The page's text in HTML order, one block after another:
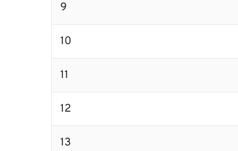
9
10
11
12
13